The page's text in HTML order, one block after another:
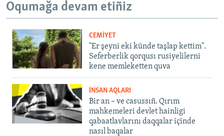
Oqumağa devam etiñiz
CEMİYET
"Er şeyni eki künde taşlap kettim".
Seferberlik qorqusı rusiyelilerni
kene memleketten quva
İNSAN AQLARI
Bir an – ve casussıñ. Qırım
mahkemeleri devlet hainligi
qabaatlavlarını daqqalar içinde
nasıl baqalar